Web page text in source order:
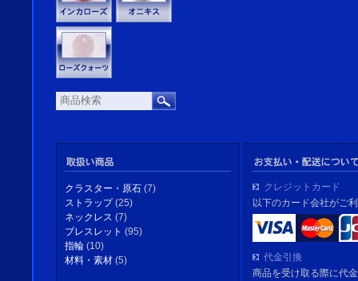
クラスター・原石 (7)
ストラップ(25)
ネックレス (7)
ブレスレット (95)
指輪 (10)
材料・素材 (5)
クレジットカード
以下のカード会社がご
代金引換
商品を受け取る際に代